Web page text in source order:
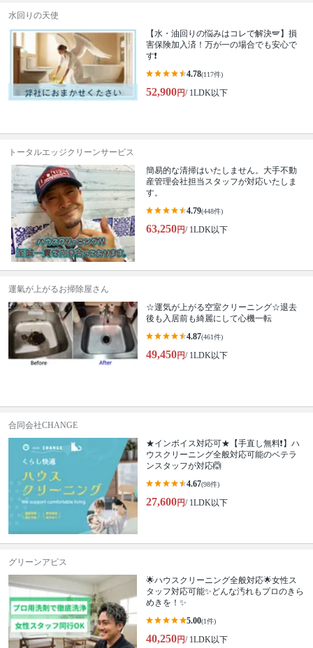
水回りの天使
【水・油回りの悩みはコレで解決🪽】損
害保険加入済！万が一の場合でも安心で
す❗️
4.78(117件)
52,900円/ 1LDK以下
トータルエッジクリーンサービス
簡易的な清掃はいたしません。大手不動
産管理会社担当スタッフが対応いたしま
す。
4.79(448件)
63,250円/ 1LDK以下
運氣が上がるお掃除屋さん
☆運気が上がる空室クリーニング☆退去
後も入居前も綺麗にして心機一転
4.87(461件)
49,450円/ 1LDK以下
合同会社CHANGE
★インボイス対応可★【手直し無料❗️】ハ
ウスクリーニング全般対応可能のベテラ
ンスタッフが対応🙆
4.67(98件)
27,600円/ 1LDK以下
グリーンアピス
🌟ハウスクリーニング全般対応🌟女性ス
タッフ対応可能✨どんな汚れもプロのきら
めきを！✨
5.00(1件)
40,250円/ 1LDK以下